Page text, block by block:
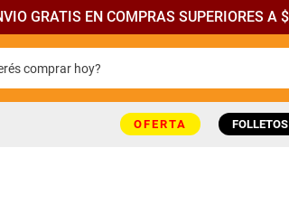
GRATIS EN COMPRAS SUPERIORES A
comprar hoy?
OFERTA FOLLETOS
buscados